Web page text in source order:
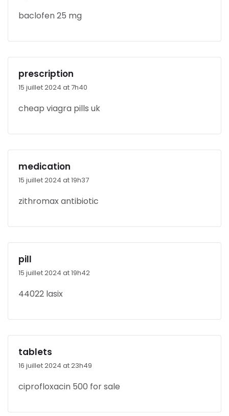
baclofen 25 mg
prescription
15 juillet 2024 at 7h40
cheap viagra pills uk
medication
15 juillet 2024 at 19h37
zithromax antibiotic
pill
15 juillet 2024 at 19h42
44022 lasix
tablets
16 juillet 2024 at 23h49
ciprofloxacin 500 for sale